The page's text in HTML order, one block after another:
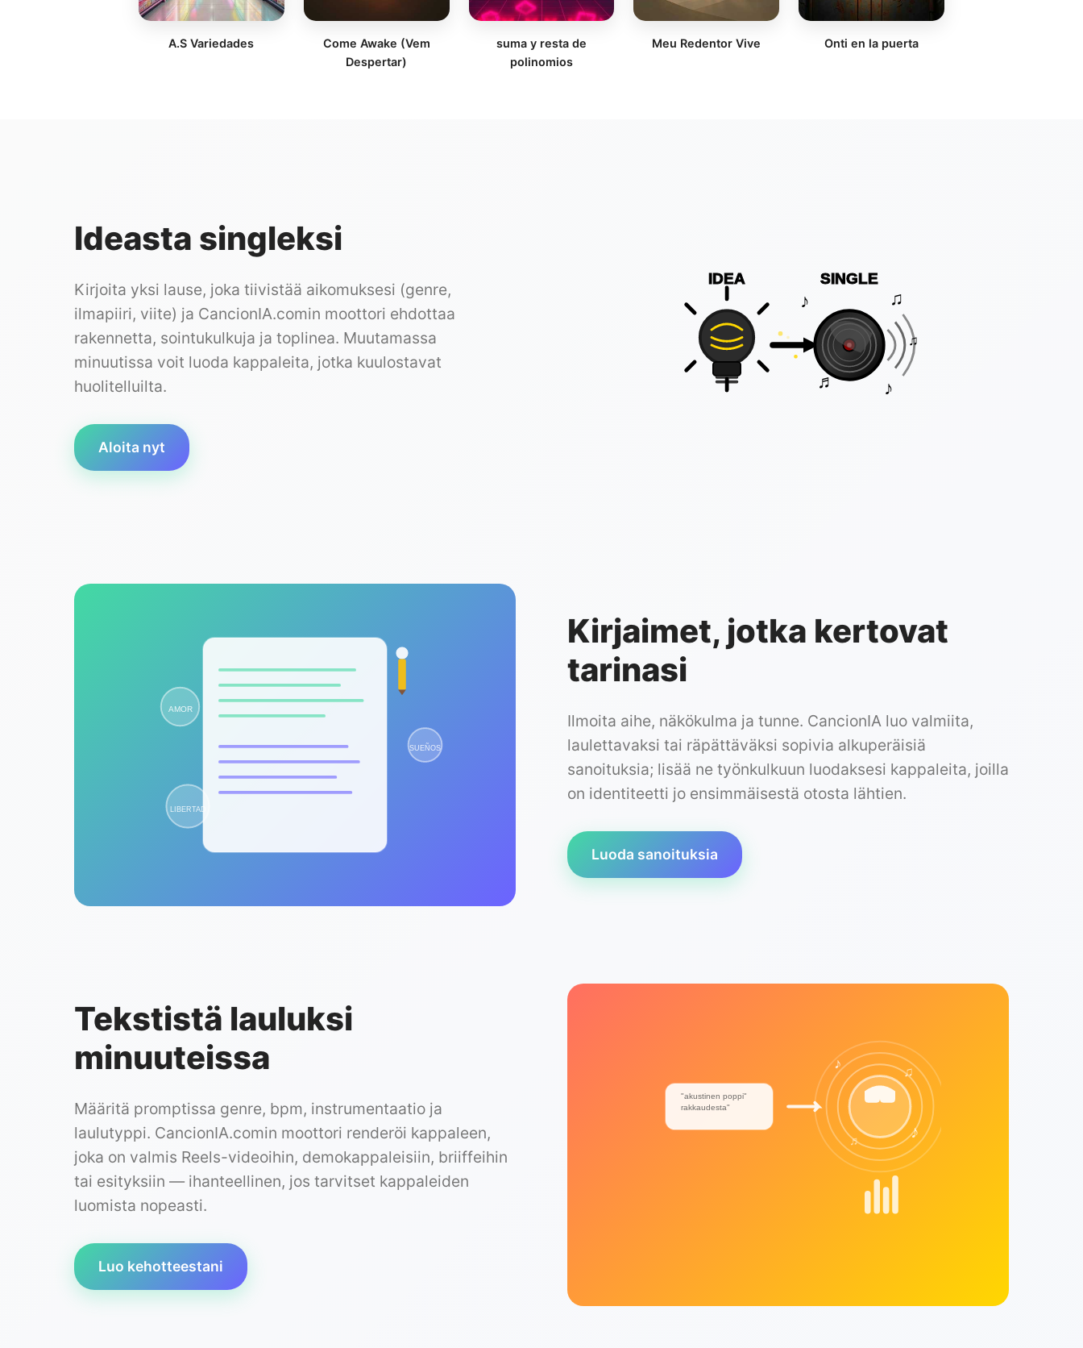
A.S Variedades
Come Awake (Vem
Despertar)
suma y resta de
polinomios
Meu Redentor Vive Onti en la puerta
Ideasta singleksi
Kirjoita yksi lause, joka tiivistää aikomuksesi (genre,
ilmapiiri, viite) ja CancionIA.comin moottori ehdottaa
rakennetta, sointukulkuja ja toplinea. Muutamassa
minuutissa voit luoda kappaleita, jotka kuulostavat
huolitelluilta.
Aloita nyt
IDEA SINGLE
♪ ♫
♬ ♪
♫
Kirjaimet, jotka kertovat
tarinasi
Ilmoita aihe, näkökulma ja tunne. CancionIA luo valmiita,
laulettavaksi tai räpättäväksi sopivia alkuperäisiä
sanoituksia; lisää ne työnkulkuun luodaksesi kappaleita, joilla
on identiteetti jo ensimmäisestä otosta lähtien.
Luoda sanoituksia
AMOR
SUEÑOS
LIBERTAD
Tekstistä lauluksi
minuuteissa
Määritä promptissa genre, bpm, instrumentaatio ja
laulutyppi. CancionIA.comin moottori renderöi kappaleen,
joka on valmis Reels-videoihin, demokappaleisiin, briiffeihin
tai esityksiin — ihanteellinen, jos tarvitset kappaleiden
luomista nopeasti.
Luo kehotteestani
"akustinen poppi"
rakkaudesta"
♪ ♫
♬ ♪